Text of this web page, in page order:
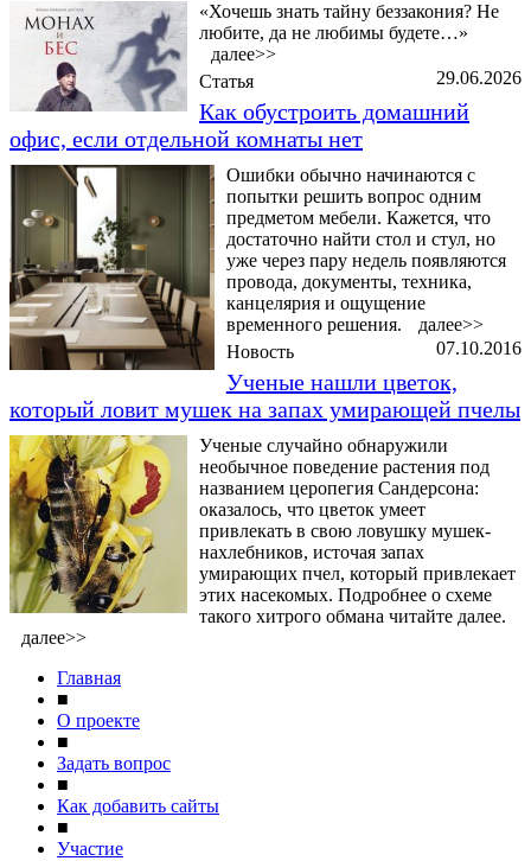
«Хочешь знать тайну беззакония? Не
любите, да не любимы будете…»
далее>>
29.06.2026
Статья
Как обустроить домашний
офис, если отдельной комнаты нет
Ошибки обычно начинаются с
попытки решить вопрос одним
предметом мебели. Кажется, что
достаточно найти стол и стул, но
уже через пару недель появляются
провода, документы, техника,
канцелярия и ощущение
временного решения.
далее>>
07.10.2016
Новость
Ученые нашли цветок,
который ловит мушек на запах умирающей пчелы
Ученые случайно обнаружили
необычное поведение растения под
названием церопегия Сандерсона:
оказалось, что цветок умеет
привлекать в свою ловушку мушек-
нахлебников, источая запах
умирающих пчел, который привлекает
этих насекомых. Подробнее о схеме
такого хитрого обмана читайте далее.
далее>>
Главная
■
О проекте
■
Задать вопрос
■
Как добавить сайты
■
Участие